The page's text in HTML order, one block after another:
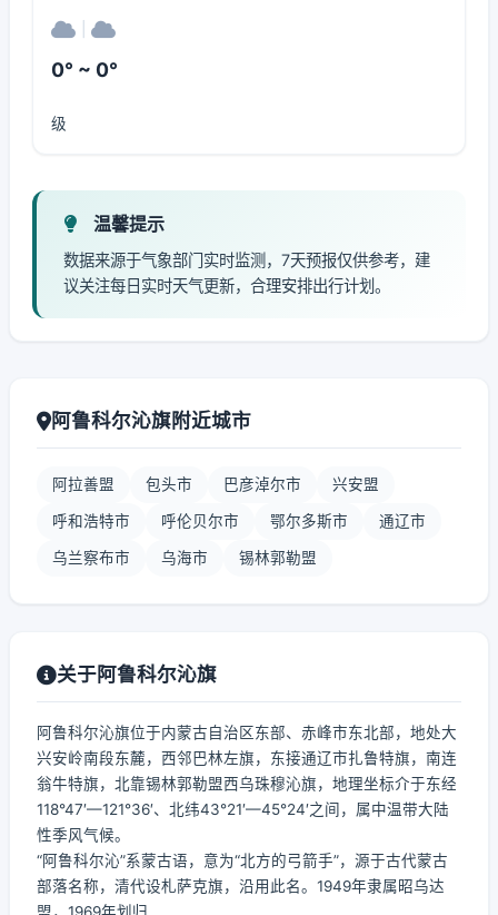
0° ~ 0°
级
温馨提示
数据来源于气象部门实时监测，7天预报仅供参考，建
议关注每日实时天气更新，合理安排出行计划。
阿鲁科尔沁旗附近城市
阿拉善盟 包头市 巴彦淖尔市 兴安盟
呼和浩特市 呼伦贝尔市 鄂尔多斯市 通辽市
乌兰察布市 乌海市 锡林郭勒盟
关于阿鲁科尔沁旗
阿鲁科尔沁旗位于内蒙古自治区东部、赤峰市东北部，地处大
兴安岭南段东麓，西邻巴林左旗，东接通辽市扎鲁特旗，南连
翁牛特旗，北靠锡林郭勒盟西乌珠穆沁旗，地理坐标介于东经
118°47′—121°36′、北纬43°21′—45°24′之间，属中温带大陆
性季风气候。
“阿鲁科尔沁”系蒙古语，意为“北方的弓箭手”，源于古代蒙古
部落名称，清代设札萨克旗，沿用此名。1949年隶属昭乌达